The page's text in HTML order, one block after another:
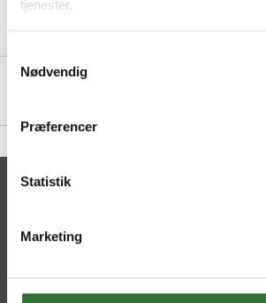
tjenester.
Samtykkevalg
Nødvendig
Præferencer
Statistik
Marketing
Beskrivelse Spesifikasjoner
KONTAKT
HQ:Theilgaards Torv 1